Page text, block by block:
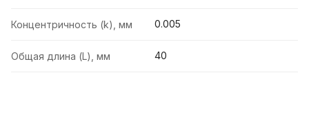
Концентричность (k), мм 0.005
Общая длина (L), мм 40